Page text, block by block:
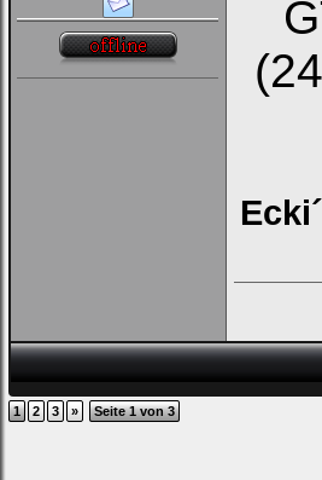
1 2 3 » Seite 1 von 3